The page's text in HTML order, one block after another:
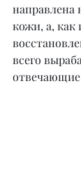
направлена
кожи, а, как
всего
отвечающие